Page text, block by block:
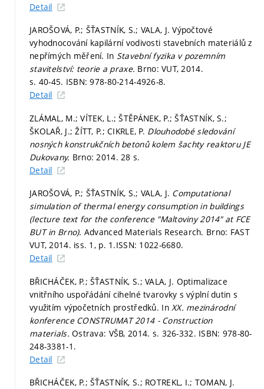
Detail
JAROŠOVÁ, P.; ŠŤASTNÍK, S.; VALA, J. Výpočtové
vyhodnocování kapilární vodivosti stavebních materiálů z
nepřímých měření. In Stavební fyzika v pozemním
stavitelství: teorie a praxe. Brno: VUT, 2014.
s. 40-45. ISBN: 978-80-214-4926-8.
Detail
ZLÁMAL, M.; VÍTEK, L.; ŠTĚPÁNEK, P.; ŠŤASTNÍK, S.;
ŠKOLAŘ, J.; ŽÍTT, P.; CIKRLE, P. Dlouhodobé sledování
nosných konstrukčních betonů kolem šachty reaktoru JE
Dukovany. Brno: 2014. 28 s.
Detail
JAROŠOVÁ, P.; ŠŤASTNÍK, S.; VALA, J. Computational
simulation of thermal energy consumption in buildings
(lecture text for the conference "Maltoviny 2014" at FCE
BUT in Brno). Advanced Materials Research. Brno: FAST
VUT, 2014. iss. 1, p. 1.ISSN: 1022-6680.
Detail
BŘICHÁČEK, P.; ŠŤASTNÍK, S.; VALA, J. Optimalizace
vnitřního uspořádání cihelné tvarovky s výplní dutin s
využitím výpočetních prostředků. InXX. mezinárodní
konference CONSTRUMAT 2014 - Construction
materials.Ostrava: VŠB, 2014. s. 326-332. ISBN: 978-80-
248-3381-1.
Detail
BŘICHÁČEK, P.; ŠŤASTNÍK, S.; ROTREKL, I.; TOMAN, J.